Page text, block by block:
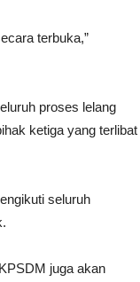
terbuka,”
proses lelang
ketiga yang terlibat
seluruh
juga akan